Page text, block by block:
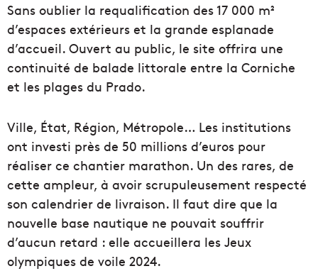
Sans oublier la requalification des 17 000 m²
d’espaces extérieurs et la grande esplanade
d’accueil. Ouvert au public, le site offrira une
continuité de balade littorale entre la Corniche
et les plages du Prado.
Ville, État, Région, Métropole… Les institutions
ont investi près de 50 millions d’euros pour
réaliser ce chantier marathon. Un des rares, de
cette ampleur, à avoir scrupuleusement respecté
son calendrier de livraison. Il faut dire que la
nouvelle base nautique ne pouvait souffrir
d’aucun retard : elle accueillera les Jeux
olympiques de voile 2024.